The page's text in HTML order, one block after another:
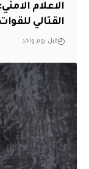
الاعلام
القتالي
قبل يوم واحد